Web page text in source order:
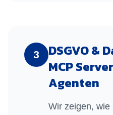
3
DSGVO &
MCP
Agenten
Wir zeigen,